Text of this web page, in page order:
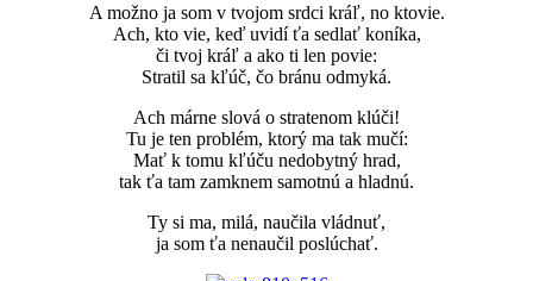
A možno ja som v tvojom srdci kráľ, no ktovie.
Ach, kto vie, keď uvidí ťa sedlať koníka,
či tvoj kráľ a ako ti len povie:
Stratil sa kľúč, čo bránu odmyká.
Ach márne slová o stratenom klúči!
Tu je ten problém, ktorý ma tak mučí:
Mať k tomu kľúču nedobytný hrad,
tak ťa tam zamknem samotnú a hladnú.
Ty si ma, milá, naučila vládnuť,
ja som ťa nenaučil poslúchať.